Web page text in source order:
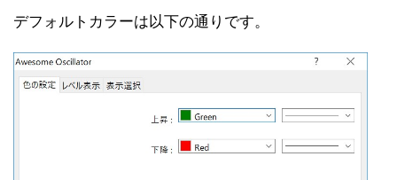
デフォルトカラーは以下の通りです。